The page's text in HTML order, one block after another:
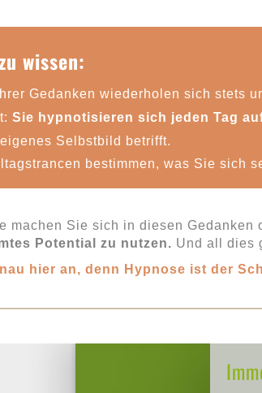
wissen:
Gedanken wiederholen sich stets
Sie hypnotisieren sich jeden Tag
Selbstbild betrifft.
bestimmen, was Sie sich
machen Sie sich in diesen
Potential zu nutzen. Und all dies
hier an, denn Hypnose ist der